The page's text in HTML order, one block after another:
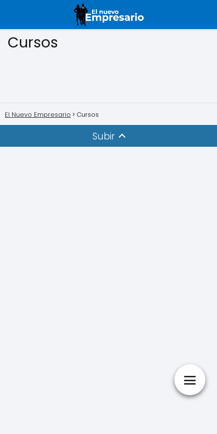
Cursos
El Nuevo Empresario Cursos
Subir